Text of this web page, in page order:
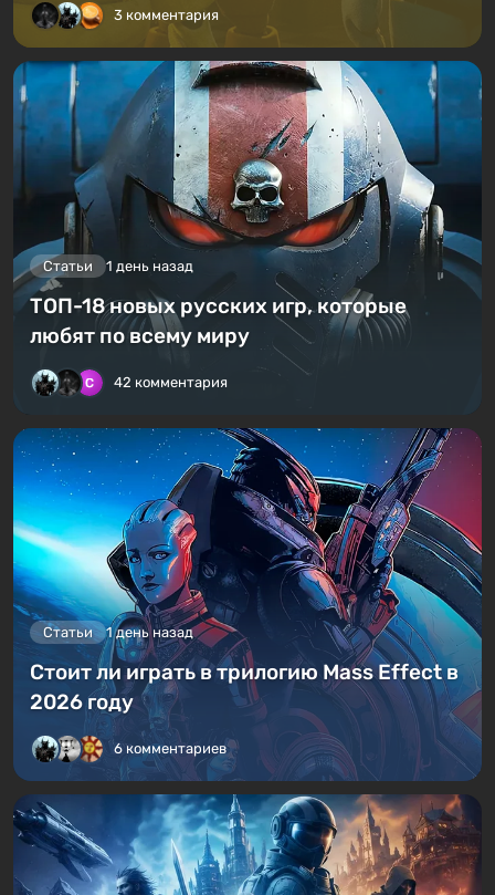
3 комментария
Статьи 1 день назад
ТОП-18 новых русских игр, которые
любят по всему миру
42 комментария
Статьи 1 день назад
Стоит ли играть в трилогию Mass Effect в
2026 году
6 комментариев